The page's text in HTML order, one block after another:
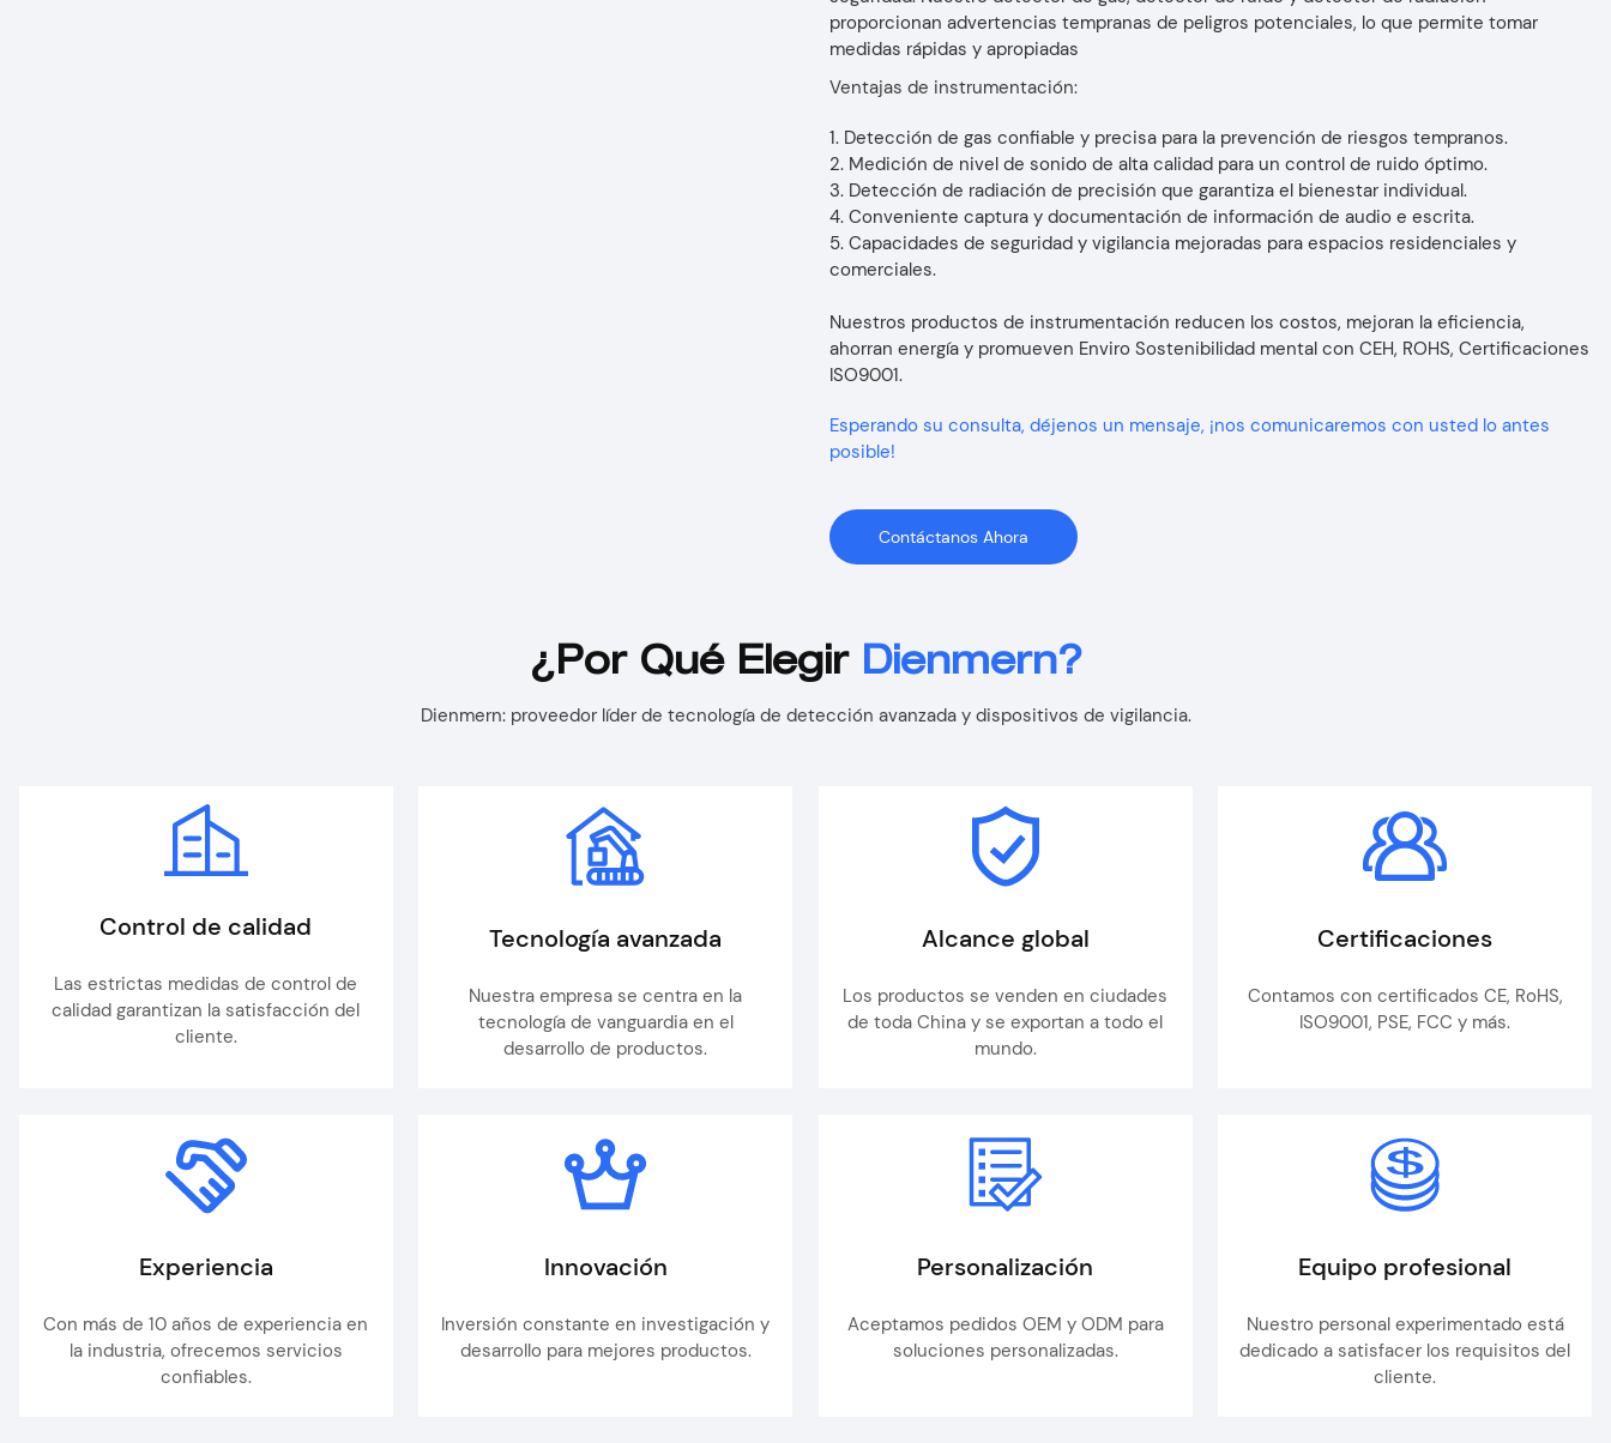
proporcionan advertencias tempranas de peligros potenciales, lo que permite tomar
medidas rápidas y apropiadas
Ventajas de instrumentación:
1. Detección de gas confiable y precisa para la prevención de riesgos tempranos.
2. Medición de nivel de sonido de alta calidad para un control de ruido óptimo.
3. Detección de radiación de precisión que garantiza el bienestar individual.
4. Conveniente captura y documentación de información de audio e escrita.
5. Capacidades de seguridad y vigilancia mejoradas para espacios residenciales y
comerciales.
Nuestros productos de instrumentación reducen los costos, mejoran la eficiencia,
ahorran energía y promueven EnviroSostenibilidad mental con CEH, ROHS, Certificaciones
ISO9001.
Esperando su consulta, déjenos un mensaje, ¡nos comunicaremos con usted lo antes
posible!
Contáctanos Ahora
¿Por Qué Elegir Dienmern?
Dienmern: proveedor líder de tecnología de detección avanzada y dispositivos de vigilancia.
Control de calidad
Las estrictas medidas de control de
calidad garantizan la satisfacción del
cliente.
Tecnología avanzada
Nuestra empresa se centra en la
tecnología de vanguardia en el
desarrollo de productos.
Alcance global
Los productos se venden en ciudades
de toda China y se exportan a todo el
mundo.
Certificaciones
Contamos con certificados CE, RoHS,
ISO9001, PSE, FCC y más.
Experiencia
Con más de 10 años de experiencia en
la industria, ofrecemos servicios
confiables.
Innovación
Inversión constante en investigación y
desarrollo para mejores productos.
Personalización
Aceptamos pedidos OEM y ODM para
soluciones personalizadas.
Equipo profesional
Nuestro personal experimentado está
dedicado a satisfacer los requisitos del
cliente.